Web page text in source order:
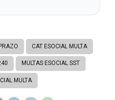
CAT ESOCIAL MULTA
MULTAS ESOCIAL SST
MULTA